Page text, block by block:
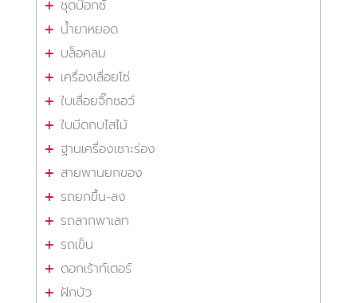
ชุดบ๊อกซ์
น้ำยาหยอด
บล็อคลม
เครื่องเลื่อยโซ่
ใบเลื่อยจิ๊กซอว์
ใบมีดกบไสไม้
ฐานเครื่องเซาะร่อง
สายพานยกของ
รถยกขึ้น-ลง
รถลากพาเลท
รถเข็น
ดอกเร้าท์เตอร์
ฝักบัว